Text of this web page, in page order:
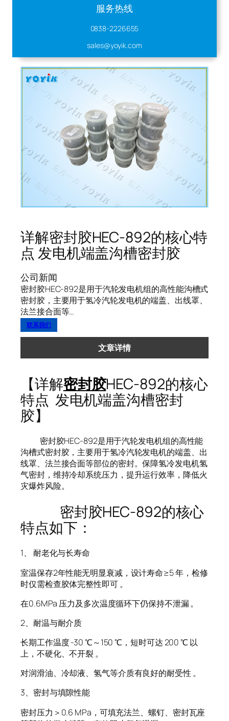
服务热线
0838-2226655
sales@yoyik.com
详解密封胶HEC-892的核心特
点 发电机端盖沟槽密封胶
公司新闻
密封胶HEC-892是用于汽轮发电机组的高性能沟槽式
密封胶，主要用于氢冷汽轮发电机的端盖、出线罩、
法兰接合面等…
联系我们
文章详情
【详解密封胶HEC-892的核心
特点 发电机端盖沟槽密封
胶】
密封胶HEC-892是用于汽轮发电机组的高性能
沟槽式密封胶，主要用于氢冷汽轮发电机的端盖、出
线罩、法兰接合面等部位的密封。保障氢冷发电机氢
气密封，维持冷却系统压力，提升运行效率，降低火
灾爆炸风险。
密封胶HEC-892的核心
特点如下：
1、 耐老化与长寿命
室温保存2年性能无明显衰减，设计寿命≥5 年，检修
时仅需检查胶体完整性即可 。
在0.6MPa 压力及多次温度循环下仍保持不泄漏 。
2、耐温与耐介质
长期工作温度 -30 ℃～150 ℃，短时可达 200 ℃ 以
上，不硬化、不开裂 。
对润滑油、冷却液、氢气等介质有良好的耐受性 。
3、密封与填隙性能
密封压力＞0.6 MPa，可填充法兰、螺钉、密封瓦座